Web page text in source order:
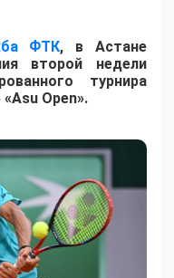
ФТК, в Астане
второй недели
турнира
Open».